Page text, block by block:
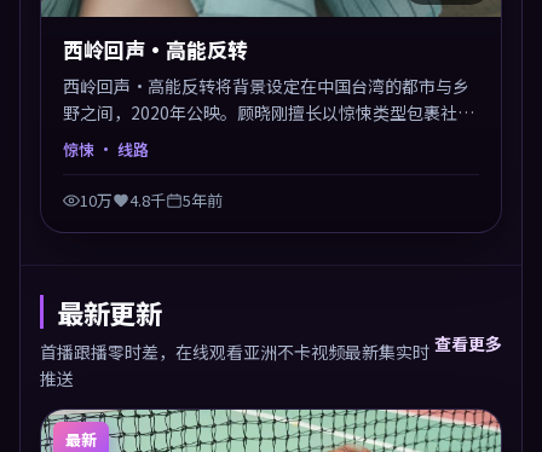
西岭回声·高能反转
西岭回声·高能反转将背景设定在中国台湾的都市与乡
野之间，2020年公映。顾晓刚擅长以惊悚类型包裹社会
议题，节奏张弛有度，留白处耐人寻味。剪辑利落，悬
惊悚 · 线路
10万 4.8千 5年前
最新更新
首播跟播零时差，在线观看亚洲不卡视频最新集实时
推送
查看更多
最新